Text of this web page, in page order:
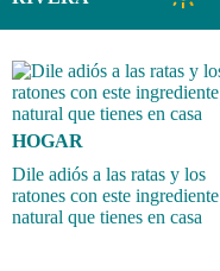
HOGAR
Dile adiós a las ratas y los
ratones con este ingrediente
natural que tienes en casa